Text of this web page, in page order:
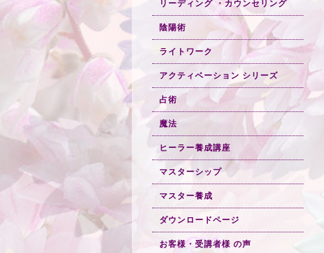
リーディング ・カウンセリング
陰陽術
ライトワーク
アクティベーション シリーズ
占術
魔法
ヒーラー養成講座
マスターシップ
マスター養成
ダウンロードページ
お客様・受講者様 の声